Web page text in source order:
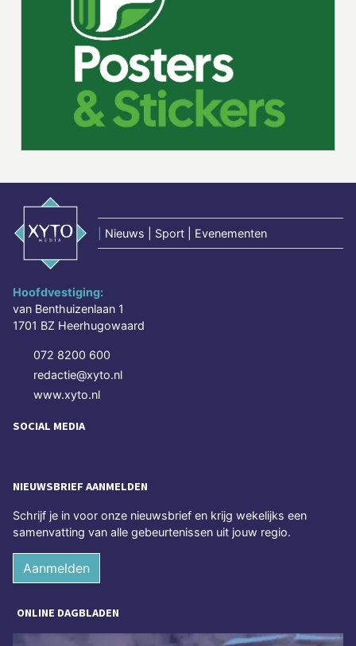
Nieuws | Sport | Evenementen
Hoofdvestiging:
van Benthuizenlaan 1
1701 BZ Heerhugowaard
072 8200 600
redactie@xyto.nl
www.xyto.nl
SOCIAL MEDIA
NIEUWSBRIEF AANMELDEN
Schrijf je in voor onze nieuwsbrief en krijg wekelijks een
samenvatting van alle gebeurtenissen uit jouw regio.
Aanmelden
ONLINE DAGBLADEN